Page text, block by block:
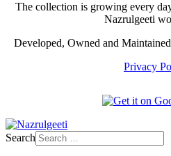
The collection is growing every
Nazrulgeeti
Developed, Owned and
Privacy
Search